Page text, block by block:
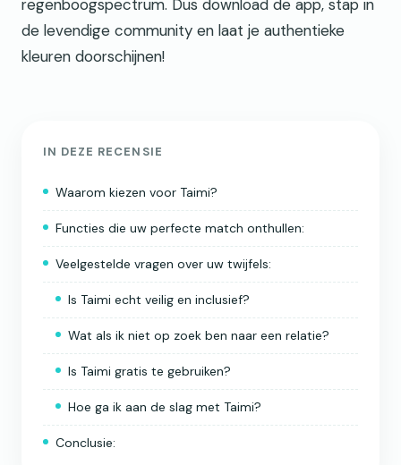
regenboogspectrum. Dus download de app, stap in
de levendige community en laat je authentieke
kleuren doorschijnen!
IN DEZE RECENSIE
Waarom kiezen voor Taimi?
Functies die uw perfecte match onthullen:
Veelgestelde vragen over uw twijfels:
Is Taimi echt veilig en inclusief?
Wat als ik niet op zoek ben naar een relatie?
Is Taimi gratis te gebruiken?
Hoe ga ik aan de slag met Taimi?
Conclusie: